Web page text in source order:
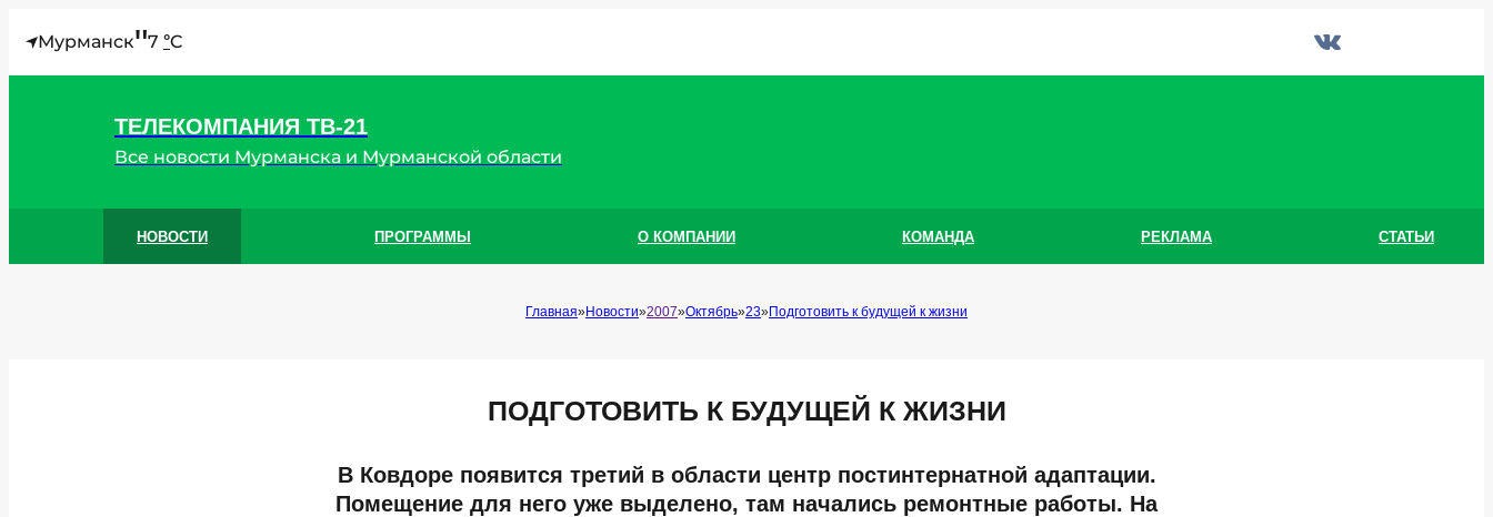
Мурманск"7 °C
ТЕЛЕКОМПАНИЯ ТВ-21
Все новости Мурманска и Мурманской области
НОВОСТИ ПРОГРАММЫ О КОМПАНИИ КОМАНДА РЕКЛАМА СТАТЬИ
Главная Новости 2007 Октябрь 23 Подготовить к будущей к жизни
ПОДГОТОВИТЬ К БУДУЩЕЙ К ЖИЗНИ
В Ковдоре появится третий в области центр постинтернатной адаптации.
Помещение для него уже выделено, там начались ремонтные работы. На